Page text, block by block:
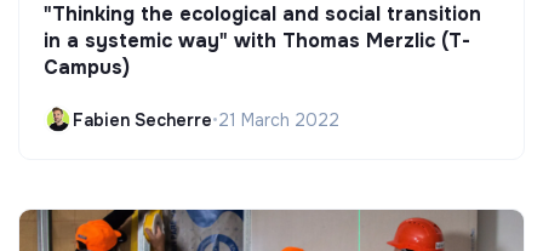
"Thinking the ecological and social transition
in a systemic way" with Thomas Merzlic (T-
Campus)
Fabien Secherre•21 March 2022